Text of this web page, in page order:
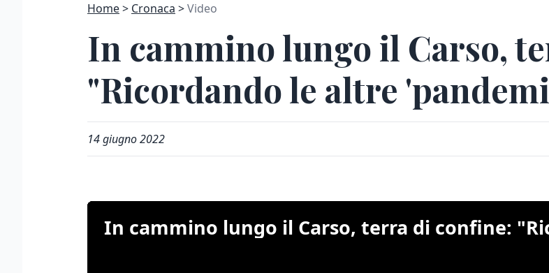
Home Cronaca Video
In cammino lungo il Carso,
"Ricordando le altre
14 giugno 2022